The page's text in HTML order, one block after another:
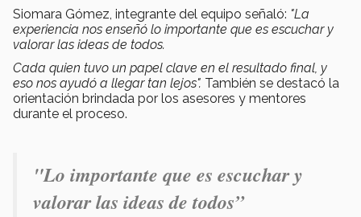
Siomara Gómez, integrante del equipo señaló: "La
experiencia nos enseñó lo importante que es escuchar y
valorar las ideas de todos.
Cada quien tuvo un papel clave en el resultado final, y
eso nos ayudó a llegar tan lejos". También se destacó la
orientación brindada por los asesores y mentores
durante el proceso.
"Lo importante que es escuchar y
valorar las ideas de todos”